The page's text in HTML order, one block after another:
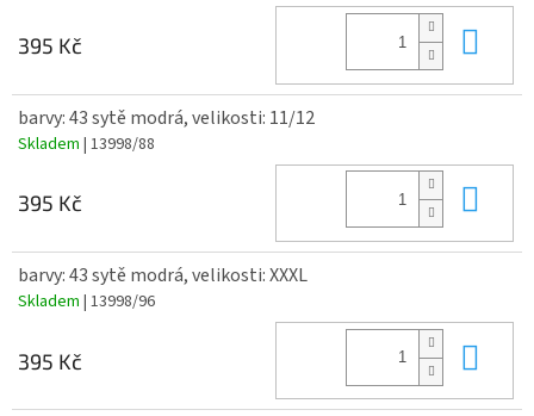
395 Kč
barvy: 43 sytě modrá, velikosti: 11/12
Skladem | 13998/88
395 Kč
barvy: 43 sytě modrá, velikosti: XXXL
Skladem | 13998/96
395 Kč